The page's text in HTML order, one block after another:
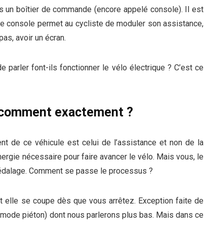
boîtier de commande (encore appelé console). Il est
console permet au cycliste de moduler son assistance,
avoir un écran.
parler font-ils fonctionner le vélo électrique ? C’est ce
exactement ?
de ce véhicule est celui de l’assistance et non de la
nécessaire pour faire avancer le vélo. Mais vous, le
Comment se passe le processus ?
elle se coupe dès que vous arrêtez. Exception faite de
piéton) dont nous parlerons plus bas. Mais dans ce